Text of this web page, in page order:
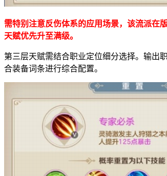
需特别注意反伤体系的应用场景，该流派在
天赋优先升至满级。
第三层天赋需结合职业定位细分选择。输出
合装备词条进行综合配置。